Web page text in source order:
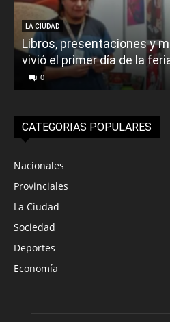
LA CIUDAD
Libros, presentaciones y
vivió el primer día de la
0
CATEGORIAS POPULARES
Nacionales
Provinciales
La Ciudad
Sociedad
Deportes
Economía